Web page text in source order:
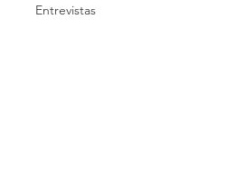
Entrevistas